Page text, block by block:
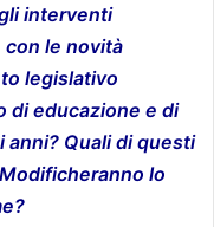
interventi
con le novità
legislativo
di educazione e di
anni? Quali di questi
lo